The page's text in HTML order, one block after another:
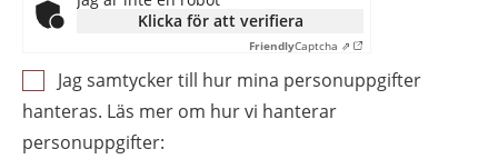
Klicka för att verifiera
FriendlyCaptcha ⇗
Jag samtycker till hur mina personuppgifter
hanteras. Läs mer om hur vi hanterar
personuppgifter: